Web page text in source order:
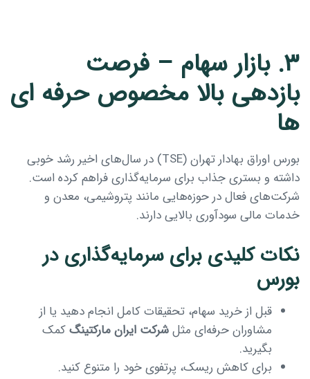
۳. بازار سهام – فرصت
بازدهی بالا مخصوص حرفه ای
ها
بورس اوراق بهادار تهران (TSE) در سال‌های اخیر رشد خوبی
داشته و بستری جذاب برای سرمایه‌گذاری فراهم کرده است.
شرکت‌های فعال در حوزه‌هایی مانند پتروشیمی، معدن و
خدمات مالی سودآوری بالایی دارند.
نکات کلیدی برای سرمایه‌گذاری در
بورس
قبل از خرید سهام، تحقیقات کامل انجام دهید یا از
مشاوران حرفه‌ای مثلشرکت ایران مارکتینگکمک
بگیرید.
برای کاهش ریسک، پرتفوی خود را متنوع کنید.